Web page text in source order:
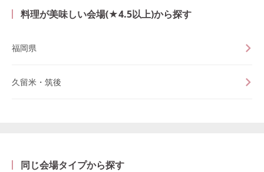
料理が美味しい会場(★4.5以上)から探す
福岡県
久留米・筑後
同じ会場タイプから探す